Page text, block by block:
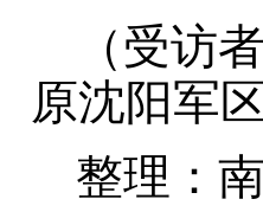
（受访
原沈阳军
整理：